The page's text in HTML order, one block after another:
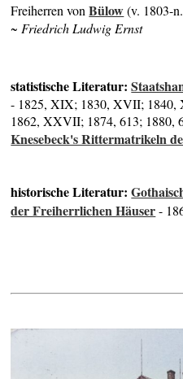
Freiherren vonBülow(v. 1803-
~ Friedrich Ludwig Ernst
statistische Literatur:
- 1825, XIX; 1830, XVII;
1862, XXVII; 1874, 613; 1880,
Knesebeck's Rittermatrikeln
historische Literatur:
der Freiherrlichen Häuser-